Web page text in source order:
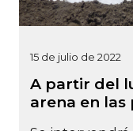
15 de julio de 2022
A partir del
arena en las